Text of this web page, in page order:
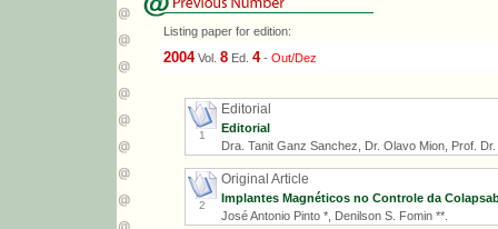
Listing paper for edition:
2004Vol. 8 Ed. 4- Out/Dez
1
Editorial
Editorial
Dra. Tanit Ganz Sanchez, Dr. Olavo Mion, Prof.
2
Original Article
Implantes Magnéticos no Controle da
José Antonio Pinto *, Denilson S. Fomin **.